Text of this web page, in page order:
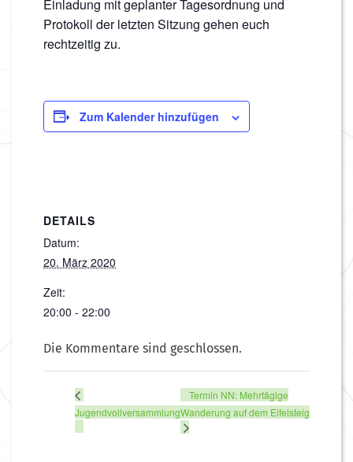
Einladung mit geplanter Tagesordnung und
Protokoll der letzten Sitzung gehen euch
rechtzeitig zu.
Zum Kalender hinzufügen
DETAILS
Datum:
20. März 2020
Zeit:
20:00 - 22:00
Die Kommentare sind geschlossen.
Jugendvollversammlung
Termin NN: Mehrtägige
Wanderung auf dem Eifelsteig